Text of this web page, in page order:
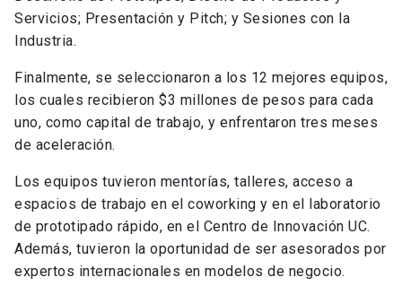
Servicios; Presentación y Pitch; y Sesiones con la
Industria.
Finalmente, se seleccionaron a los 12 mejores equipos,
los cuales recibieron $3 millones de pesos para cada
uno, como capital de trabajo, y enfrentaron tres meses
de aceleración.
Los equipos tuvieron mentorías, talleres, acceso a
espacios de trabajo en el coworking y en el laboratorio
de prototipado rápido, en el Centro de Innovación UC.
Además, tuvieron la oportunidad de ser asesorados por
expertos internacionales en modelos de negocio.